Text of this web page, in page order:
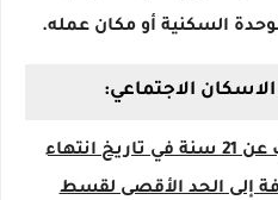
السكنية أو مكان عمله.
الاجتماعي:
أن لا يقل عمر مقدم الطلب عن 21 سنة في تاريخ انتهاء
، بالإضافة إلى الحد الأقصى لقسط